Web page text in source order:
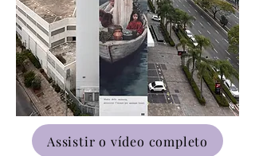
Assistir o vídeo completo